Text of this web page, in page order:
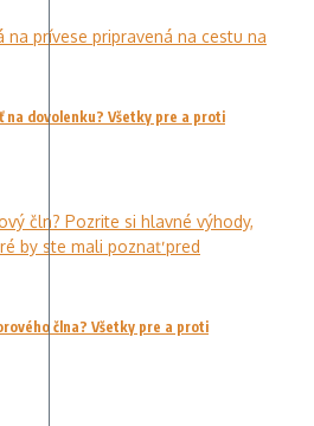
na dovolenku? Všetky pre a proti
člna? Všetky pre a proti